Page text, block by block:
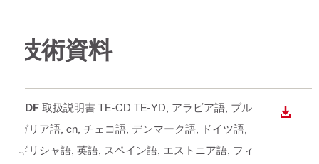
技術資料
PDF 取扱説明書 TE-CD TE-YD , アラビア語, ブル
ガリア語, cn, チェコ語, デンマーク語, ドイツ語,
ギリシャ語, 英語, スペイン語, エストニア語, フィ
ダウン